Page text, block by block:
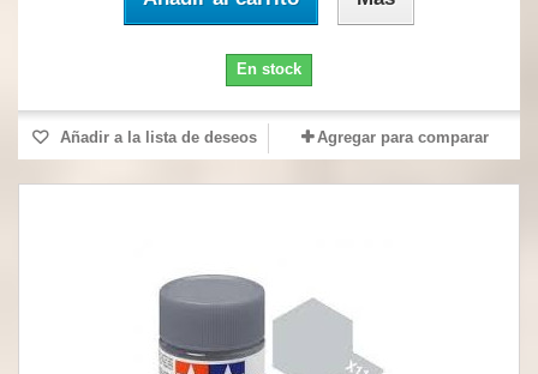
En stock
Añadir a la lista de deseos Agregar para comparar